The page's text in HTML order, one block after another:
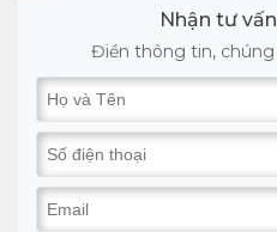
Nhận tư
Điền thông tin, chúng